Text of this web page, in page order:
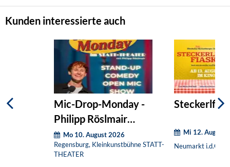
Kunden interessierte auch
Mic-Drop-Monday -
Philipp Röslmair
präsentiert:
Mo 10. August 2026
Regensburg, Kleinkunstbühne STATT-
THEATER
Mi 12. August
Neumarkt